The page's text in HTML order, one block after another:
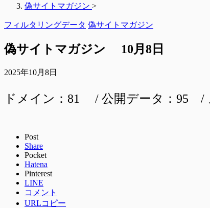
偽サイトマガジン >
フィルタリングデータ 偽サイトマガジン
偽サイトマガジン 10月8日
2025年10月8日
ドメイン：81 / 公開データ：95 /
Post
Share
Pocket
Hatena
Pinterest
LINE
コメント
URLコピー